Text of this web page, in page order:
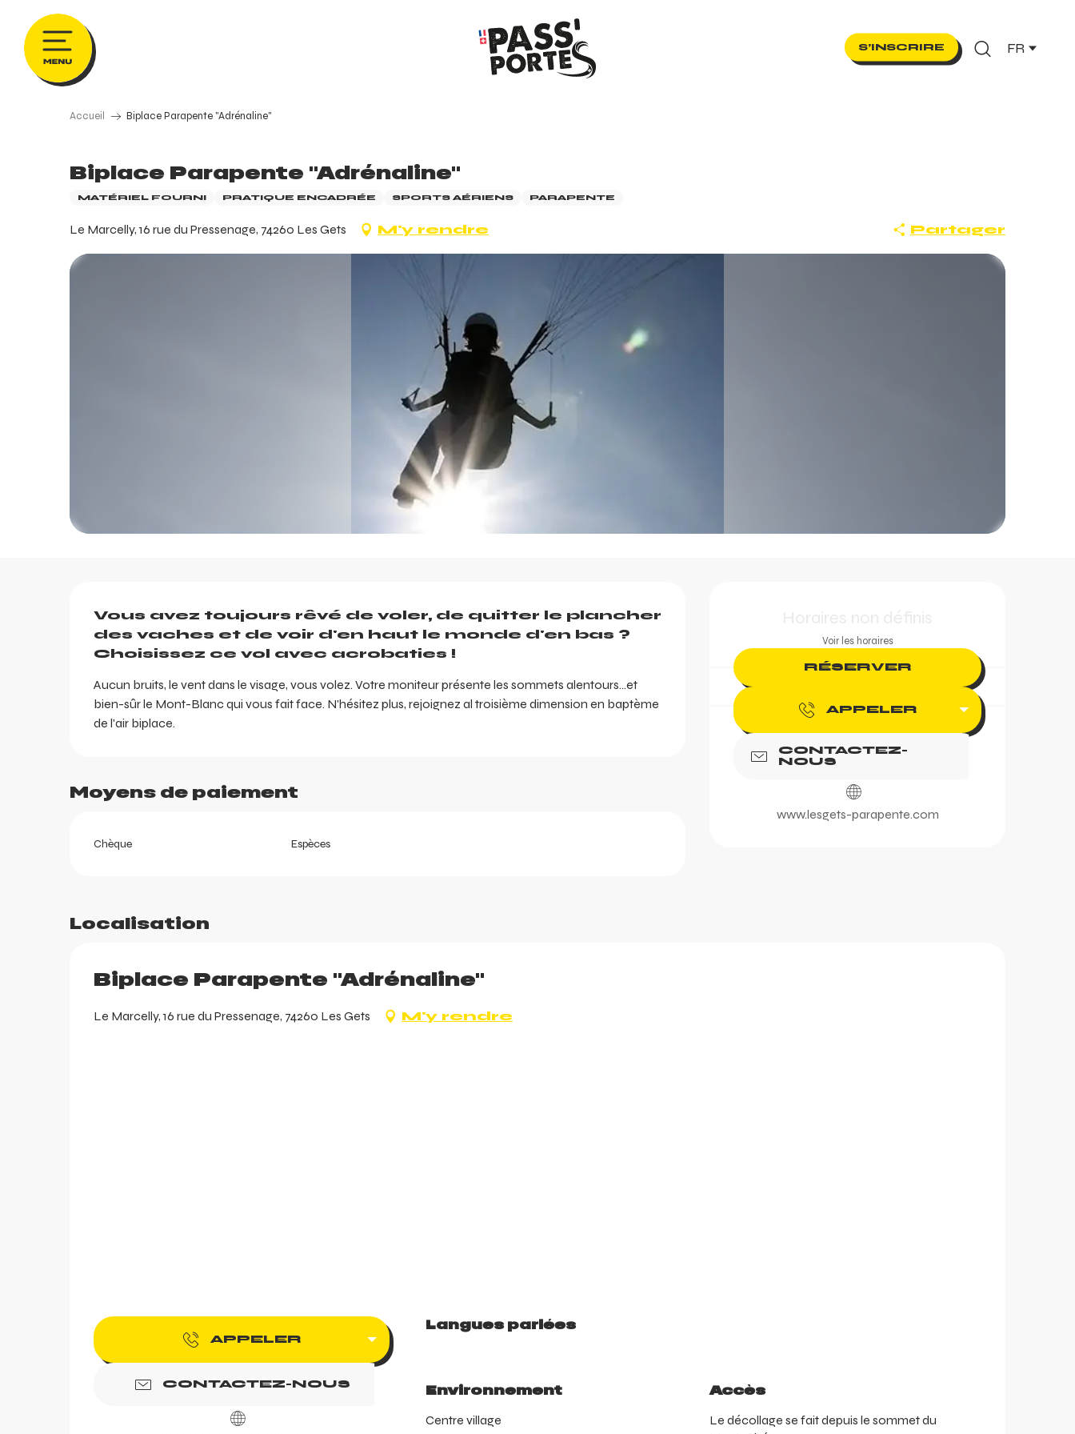
contenu
principal
S’INSCRIRE FR
Accueil Biplace Parapente "Adrénaline"
Biplace Parapente "Adrénaline"
MATÉRIEL FOURNI PRATIQUE ENCADRÉE SPORTS AÉRIENS PARAPENTE
Le Marcelly, 16 rue du Pressenage, 74260 Les Gets M'y rendre Partager
Voir les horaires
RÉSERVER
APPELER
CONTACTEZ-
NOUS
www.lesgets-parapente.com
Vous avez toujours rêvé de voler, de quitter le plancher
des vaches et de voir d'en haut le monde d'en bas ?
Choisissez ce vol avec acrobaties !
Aucun bruits, le vent dans le visage, vous volez. Votre moniteur présente les sommets alentours...et
bien-sûr le Mont-Blanc qui vous fait face. N'hésitez plus, rejoignez al troisième dimension en baptème
de l'air biplace.
Moyens de paiement
Chèque Espèces
Localisation
Biplace Parapente "Adrénaline"
Le Marcelly, 16 rue du Pressenage, 74260 Les Gets M'y rendre
APPELER
CONTACTEZ-NOUS
Langues parlées
Langues parlées
Environnement
Environnement
Centre village
Accès
Accès
Le décollage se fait depuis le sommet du